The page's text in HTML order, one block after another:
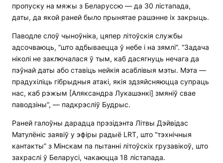
пропуску на мяжы з Беларуссю — да 30 лістапада,
даты, да якой раней было прынятае рашэнне іх закрыць.
Паводле слоў чыноўніка, цяпер літоўскія службы
адсочваюць, “што адбываецца ў небе і на зямлі”. “Задача
ніколі не заключалася ў тым, каб дасягнуць нечага да
пэўнай даты або ставіць нейкія асаблівыя мэты. Мэта —
прадухіліць гібрыдныя атакі, якія здзяйсняюцца супраць
нас, каб рэжым [Аляксандра Лукашэнкі] змяніў свае
паводзіны”, — падкрэсліў Будрыс.
Раней галоўны дарадца прэзідэнта Літвы Дэйвідас
Матулёніс заявіў у эфіры радыё LRT, што “тэхнічныя
кантакты” з Мінскам па пытанні літоўскіх грузавікоў, што
захраслі ў Беларусі, чакаюцца 18 лістапада.